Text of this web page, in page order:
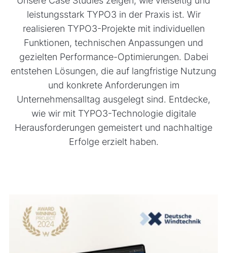
leistungsstark TYPO3 in der Praxis ist. Wir
realisieren TYPO3-Projekte mit individuellen
Funktionen, technischen Anpassungen und
gezielten Performance-Optimierungen. Dabei
entstehen Lösungen, die auf langfristige Nutzung
und konkrete Anforderungen im
Unternehmensalltag ausgelegt sind. Entdecke,
wie wir mit TYPO3-Technologie digitale
Herausforderungen gemeistert und nachhaltige
Erfolge erzielt haben.